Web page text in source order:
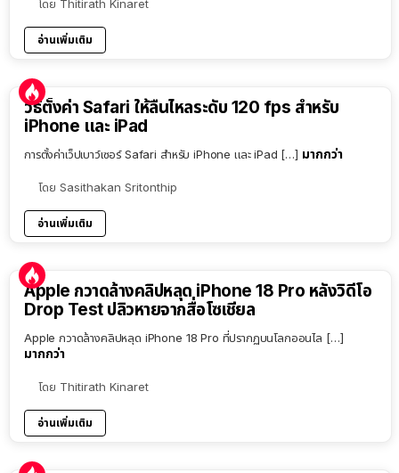
โดย Thitirath Kinaret
อ่านเพิ่มเติม
วิธีตั้งค่า Safari ให้ลื่นไหลระดับ 120 fps สำหรับ
iPhone และ iPad
การตั้งค่าเว็ปเบาว์เซอร์ Safari สำหรับ iPhone และ iPad […] มากกว่า
โดย Sasithakan Sritonthip
อ่านเพิ่มเติม
Apple กวาดล้างคลิปหลุด iPhone 18 Pro หลังวิดีโอ
Drop Test ปลิวหายจากสื่อโซเชียล
Apple กวาดล้างคลิปหลุด iPhone 18 Pro ที่ปรากฏบนโลกออนไล […]
มากกว่า
โดย Thitirath Kinaret
อ่านเพิ่มเติม